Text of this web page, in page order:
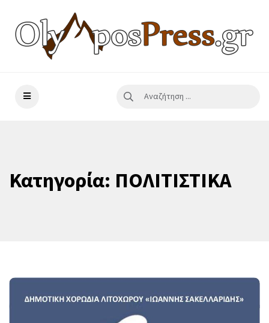
Κατηγορία: ΠΟΛΙΤΙΣΤΙΚΑ